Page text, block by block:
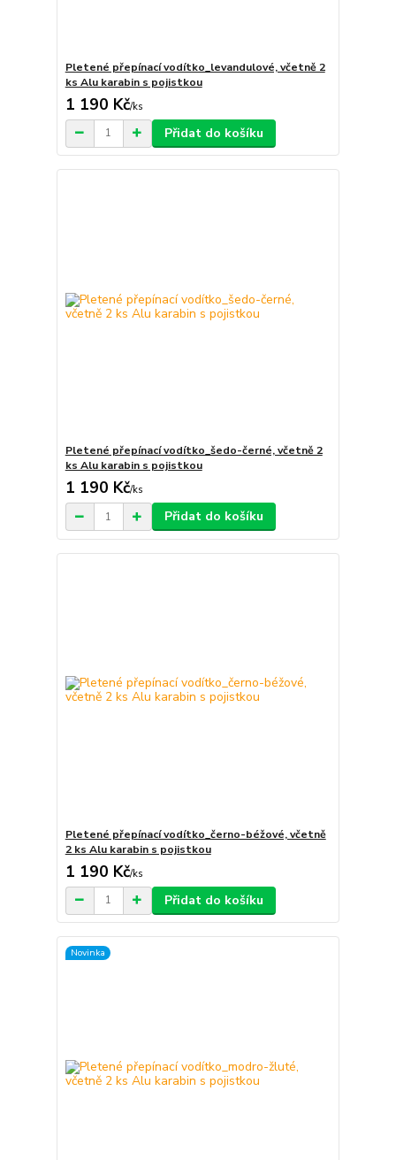
Pletené přepínací vodítko_levandulové, včetně 2
ks Alu karabin s pojistkou
1 190 Kč/ks
Přidat do košíku
Pletené přepínací vodítko_šedo-černé, včetně 2
ks Alu karabin s pojistkou
1 190 Kč/ks
Přidat do košíku
Pletené přepínací vodítko_černo-béžové, včetně
2 ks Alu karabin s pojistkou
1 190 Kč/ks
Přidat do košíku
Novinka